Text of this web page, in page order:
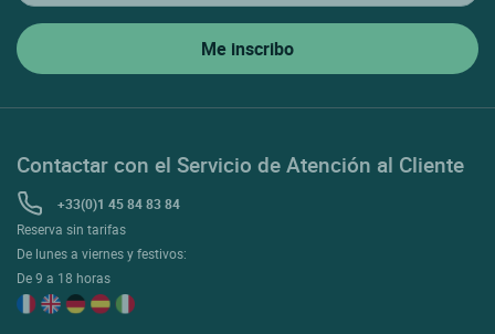
Contactar con el Servicio de Atención al Cliente
+33(0)1 45 84 83 84
Reserva sin tarifas
De lunes a viernes y festivos:
De 9 a 18 horas